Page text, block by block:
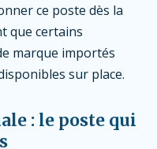
ce poste dès la
que certains
marque importés
sur place.
: le poste qui